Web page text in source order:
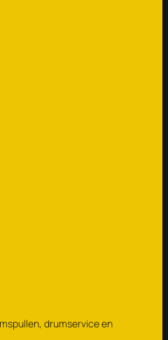
drumservice en